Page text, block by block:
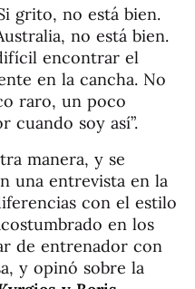
grito, no está bien.
no está bien.
encontrar el
en la cancha. No
raro, un poco
cuando soy así”.
manera, y se
una entrevista en la
con el estilo
en los
de entrenador con
y opinó sobre la